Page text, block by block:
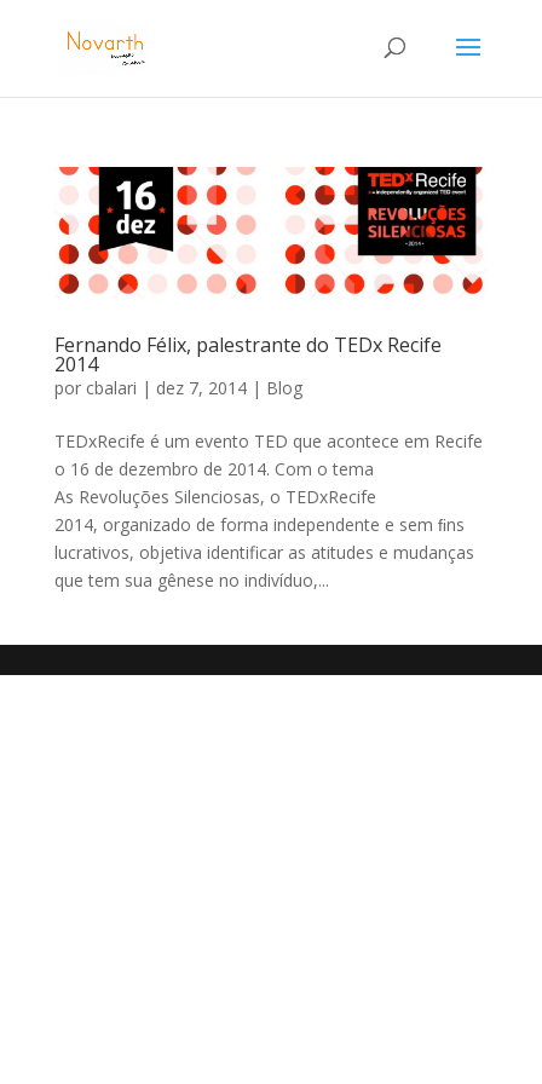
Fernando Félix, palestrante do TEDx Recife
2014
por cbalari | dez 7, 2014| Blog
TEDxRecife é um evento TED que acontece em Recife
o 16 de dezembro de 2014. Com o tema
As Revoluções Silenciosas, o TEDxRecife
2014, organizado de forma independente e sem ﬁns
lucrativos, objetiva identificar as atitudes e mudanças
que tem sua gênese no indivíduo,...